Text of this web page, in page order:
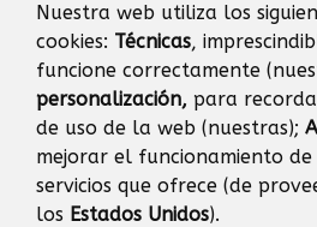
Nuestra web utiliza los
cookies: Técnicas,
funcione correctamente
personalización, para
de uso de la web (nuestras);
mejorar el funcionamiento
servicios que ofrece (de
los Estados Unidos).